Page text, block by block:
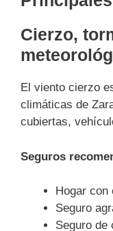
Cierzo,
El viento cierzo
climáticas de
cubiertas,
Seguros
Hogar
Seguro
Seguro de